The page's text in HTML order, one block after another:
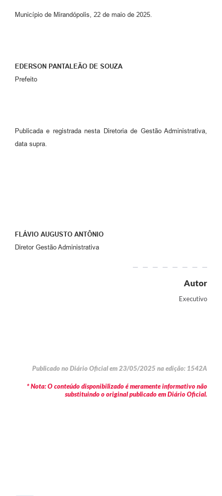
Município de Mirandópolis, 22 de maio de 2025.
EDERSON PANTALEÃO DE SOUZA
Prefeito
Publicada e registrada nesta Diretoria de Gestão Administrativa,
data supra.
FLÁVIO AUGUSTO ANTÔNIO
Diretor Gestão Administrativa
Autor
Executivo
Publicado no Diário Oficial em 23/05/2025 na edição: 1542A
* Nota: O conteúdo disponibilizado é meramente informativo não
substituindo o original publicado em Diário Oficial.